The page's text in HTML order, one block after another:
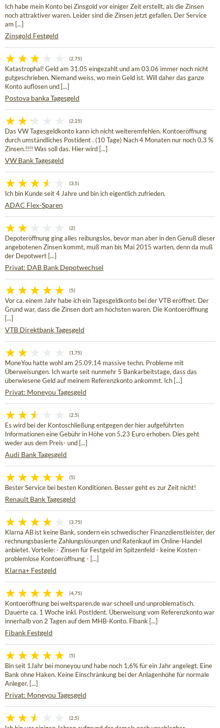
Ich habe mein Konto bei Zinsgold vor einiger Zeit erstellt, als die Zinsen
noch attraktiver waren. Leider sind die Zinsen jetzt gefallen. Der Service
am [...]
Zinsgold Festgeld
(2,75)
Katastrophal! Geld am 31.05 eingezahlt und am 03.06 immer noch nicht
gutgeschrieben. Niemand weiss, wo mein Geld ist. Will daher das ganze
Konto auflösen und [...]
Postova banka Tagesgeld
(2,25)
Das VW Tagesgeldkonto kann ich nicht weiteremfehlen. Kontoeröffnung
durch umständliches Postident . (10 Tage) Nach 4 Monaten nur noch 0,3 %
Zinsen.!!!! Was soll das. Hier wird [...]
VW Bank Tagesgeld
(3,5)
Ich bin Kunde seit 4 Jahre und bin ich eigentlich zufrieden.
ADAC Flex-Sparen
(2)
Depoteröffnung ging alles reibungslos, bevor man aber in den Genuß dieser
angebotenen Zinsen kommt, muß man bis Mai 2015 warten, denn da muß
der Depotwert [...]
Privat: DAB Bank Depotwechsel
(5)
Vor ca. einem Jahr habe ich ein Tagesgeldkonto bei der VTB eröffnet. Der
Grund war, dass die Zinsen dort am höchsten waren. Die Kontoeröffnung
[...]
VTB Direktbank Tagesgeld
(1,75)
MoneYou hatte wohl am 25.09.14 massive techn. Probleme mit
Überweisungen. Ich warte seit nunmehr 5 Bankarbeitstage, dass das
überwiesene Geld auf meinem Referenzkonto ankommt. Ich [...]
Privat: Moneyou Tagesgeld
(2,5)
Es wird bei der Kontoschließung entgegen der hier aufgeführten
Informationen eine Gebühr in Höhe von 5,23 Euro erhoben. Dies geht
weder aus dem Preis- und [...]
Audi Bank Tagesgeld
(5)
Bester Service bei besten Konditionen. Besser geht es zur Zeit nicht!
Renault Bank Tagesgeld
(3,75)
Klarna AB ist keine Bank, sondern ein schwedischer Finanzdienstleister, der
rechnungsbasierte Zahlungslösungen und Ratenkauf im Online-Handel
anbietet. Vorteile: - Zinsen für Festgeld im Spitzenfeld - keine Kosten -
problemlose Kontoeröffnung - [...]
Klarna+ Festgeld
(4,75)
Kontoeröffnung bei weltsparen.de war schnell und unproblematisch.
Dauerte ca. 1 Woche inkl. PostIdent. Überweisung vom Referenzkonto war
innerhalb von 2 Tagen auf dem MHB-Konto. Fibank [...]
Fibank Festgeld
(5)
Bin seit 1Jahr bei moneyou und habe noch 1,6% für ein Jahr angelegt. Eine
Bank ohne Haken. Keine Einschränkung bei der Anlagenhöhe für normale
Anleger. [...]
Privat: Moneyou Tagesgeld
(2,5)